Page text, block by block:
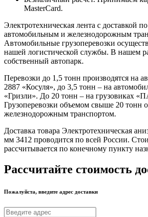
MasterCard.
Электротехническая лента с доставкой
автомобильным и железнодорожным
Автомобильные грузоперевозки
нашей логистической службы. В нашем
собственный автопарк.
Перевозки до 1,5 тонн производятся на
2887 «Косуля», до 3,5 тонн – на
«Гризли». До 20 тонн – на грузовиках
Грузоперевозки объемом свыше 20 тонн
железнодорожным транспортом.
Доставка товара Электротехническая
мм 3412 проводится по всей России.
рассчитывается по конечному пункту
Рассчитайте стоимость
Пожалуйста, введите адрес доставки